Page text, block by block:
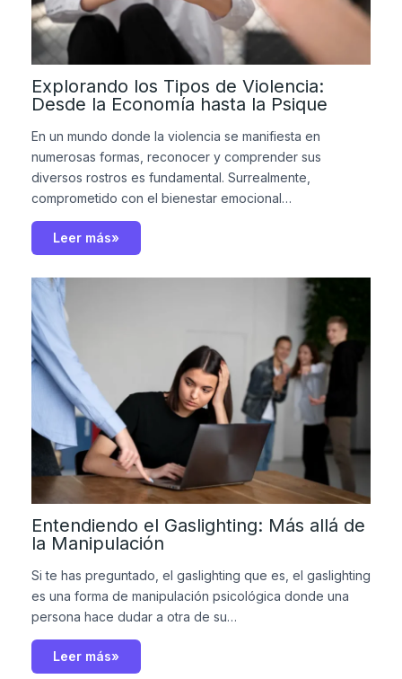
Explorando los Tipos de Violencia:
Desde la Economía hasta la Psique
En un mundo donde la violencia se manifiesta en
numerosas formas, reconocer y comprender sus
diversos rostros es fundamental. Surrealmente,
comprometido con el bienestar emocional…
Leer más»
Entendiendo el Gaslighting: Más allá de
la Manipulación
Si te has preguntado, el gaslighting que es, el gaslighting
es una forma de manipulación psicológica donde una
persona hace dudar a otra de su…
Leer más»